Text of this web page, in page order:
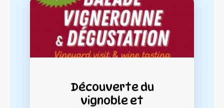
Découverte du
vignoble et